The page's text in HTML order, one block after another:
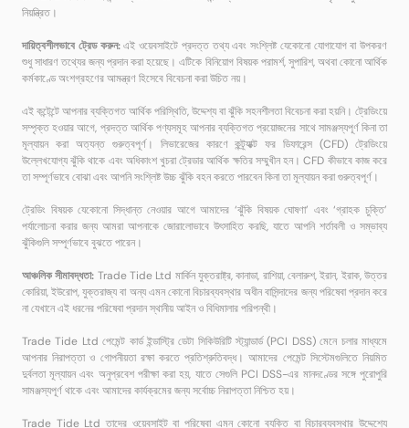
নিয়ন্ত্রিত।
দায়িত্বশীলভাবে ট্রেড করুন:এই ওয়েবসাইটে প্রদত্ত তথ্য এবং সংশ্লিষ্ট যেকোনো যোগাযোগ বা উপকরণ
শুধু সাধারণ তথ্যের জন্য প্রদান করা হয়েছে। এটিকে বিনিয়োগ বিষয়ক পরামর্শ, সুপারিশ, অথবা কোনো আর্থিক
কর্মকাণ্ডে অংশগ্রহণের আমন্ত্রণ হিসেবে বিবেচনা করা উচিত নয়।
এই কন্টেন্টে আপনার ব্যক্তিগত আর্থিক পরিস্থিতি, উদ্দেশ্য বা ঝুঁকি সহনশীলতা বিবেচনা করা হয়নি। ট্রেডিংয়ে
সম্পৃক্ত হওয়ার আগে, প্রদত্ত আর্থিক পণ্যসমূহ আপনার ব্যক্তিগত প্রয়োজনের সাথে সামঞ্জস্যপূর্ণ কিনা তা
মূল্যায়ন করা অত্যন্ত গুরুত্বপূর্ণ। লিভারেজের কারণে কন্ট্র্যাক্ট ফর ডিফারেন্স (CFD) ট্রেডিংয়ে
উল্লেখযোগ্য ঝুঁকি থাকে এবং অধিকাংশ খুচরা ট্রেডার আর্থিক ক্ষতির সম্মুখীন হন। CFD কীভাবে কাজ করে
তা সম্পূর্ণভাবে বোঝা এবং আপনি সংশ্লিষ্ট উচ্চ ঝুঁকি বহন করতে পারবেন কিনা তা মূল্যায়ন করা গুরুত্বপূর্ণ।
ট্রেডিং বিষয়ক যেকোনো সিদ্ধান্ত নেওয়ার আগে আমাদের ‘ঝুঁকি বিষয়ক ঘোষণা’ এবং ‘গ্রাহক চুক্তি’
পর্যালোচনা করার জন্য আমরা আপনাকে জোরালোভাবে উৎসাহিত করছি, যাতে আপনি শর্তাবলী ও সম্ভাব্য
ঝুঁকিগুলি সম্পূর্ণভাবে বুঝতে পারেন।
আঞ্চলিক সীমাবদ্ধতা: Trade Tide Ltd মার্কিন যুক্তরাষ্ট্র, কানাডা, রাশিয়া, বেলারুশ, ইরান, ইরাক, উত্তর
কোরিয়া, ইউরোপ, যুক্তরাজ্য বা অন্য এমন কোনো বিচারব্যবস্থার অধীন বাসিন্দাদের জন্য পরিষেবা প্রদান করে
না যেখানে এই ধরনের পরিষেবা প্রদান স্থানীয় আইন ও বিধিমালার পরিপন্থী।
Trade Tide Ltd পেমেন্ট কার্ড ইন্ডাস্ট্রি ডেটা সিকিউরিটি স্ট্যান্ডার্ড (PCI DSS) মেনে চলার মাধ্যমে
আপনার নিরাপত্তা ও গোপনীয়তা রক্ষা করতে প্রতিশ্রুতিবদ্ধ। আমাদের পেমেন্ট সিস্টেমগুলিতে নিয়মিত
দুর্বলতা মূল্যায়ন এবং অনুপ্রবেশ পরীক্ষা করা হয়, যাতে সেগুলি PCI DSS-এর মানদণ্ডের সঙ্গে পুরোপুরি
সামঞ্জস্যপূর্ণ থাকে এবং আমাদের কার্যক্রমের জন্য সর্বোচ্চ নিরাপত্তা নিশ্চিত হয়।
Trade Tide Ltd তাদের ওয়েবসাইট বা পরিষেবা এমন কোনো ব্যক্তি বা বিচারব্যবস্থার উদ্দেশ্যে